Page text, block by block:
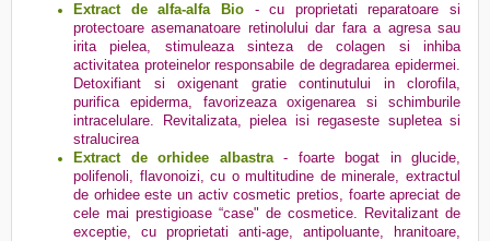
Extract de alfa-alfa Bio - cu proprietati reparatoare si
protectoare asemanatoare retinolului dar fara a agresa sau
irita pielea, stimuleaza sinteza de colagen si inhiba
activitatea proteinelor responsabile de degradarea epidermei.
Detoxifiant si oxigenant gratie continutului in clorofila,
purifica epiderma, favorizeaza oxigenarea si schimburile
intracelulare. Revitalizata, pielea isi regaseste supletea si
stralucirea
Extract de orhidee albastra - foarte bogat in glucide,
polifenoli, flavonoizi, cu o multitudine de minerale, extractul
de orhidee este un activ cosmetic pretios, foarte apreciat de
cele mai prestigioase “case" de cosmetice. Revitalizant de
exceptie, cu proprietati anti-age, antipoluante, hranitoare,